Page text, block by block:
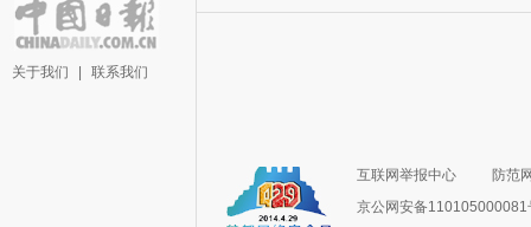
关于我们 联系我们
互联网举报中心
防范
京公网安备110105000081